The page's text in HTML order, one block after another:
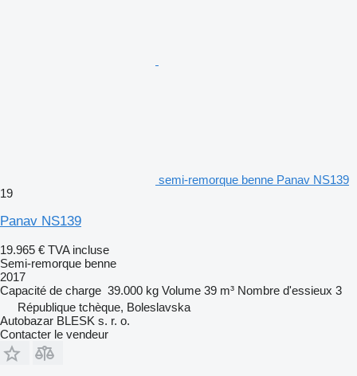
semi-remorque benne Panav NS139
19
Panav NS139
19.965 € TVA incluse
Semi-remorque benne
2017
Capacité de charge 39.000 kg Volume 39 m³ Nombre d'essieux 3
République tchèque, Boleslavska
Autobazar BLESK s. r. o.
Contacter le vendeur